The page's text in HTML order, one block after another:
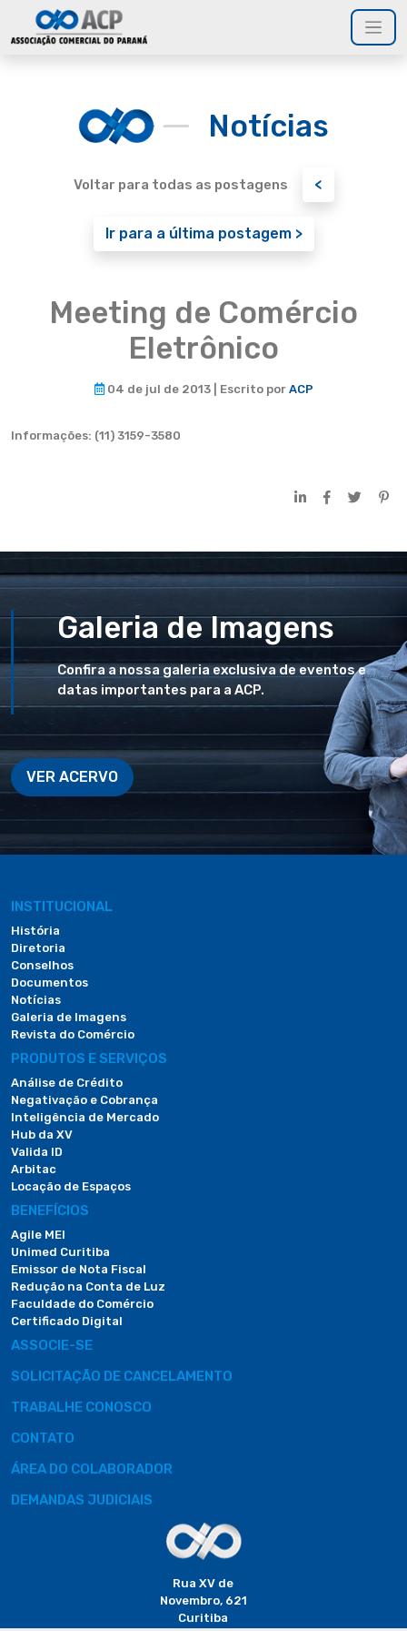
Notícias
Voltar para todas as postagens <
Ir para a última postagem >
Meeting de Comércio
Eletrônico
04 de jul de 2013 | Escrito por ACP
Informações: (11) 3159-3580
Galeria de Imagens
Confira a nossa galeria exclusiva de eventos e
datas importantes para a ACP.
VER ACERVO
INSTITUCIONAL
História
Diretoria
Conselhos
Documentos
Notícias
Galeria de Imagens
Revista do Comércio
PRODUTOS E SERVIÇOS
Análise de Crédito
Negativação e Cobrança
Inteligência de Mercado
Hub da XV
Valida ID
Arbitac
Locação de Espaços
BENEFÍCIOS
Agile MEI
Unimed Curitiba
Emissor de Nota Fiscal
Redução na Conta de Luz
Faculdade do Comércio
Certificado Digital
ASSOCIE-SE
SOLICITAÇÃO DE CANCELAMENTO
TRABALHE CONOSCO
CONTATO
ÁREA DO COLABORADOR
DEMANDAS JUDICIAIS
Rua XV de
Novembro, 621
Curitiba